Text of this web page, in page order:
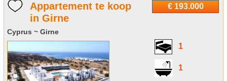
€ 193.000
Appartement te koop
in Girne
Cyprus ~ Girne
1
1